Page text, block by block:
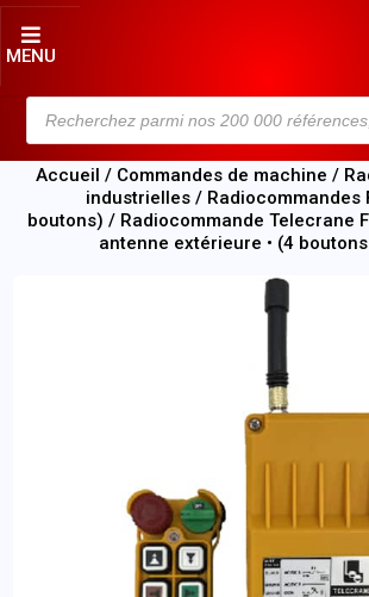
MENU
Accueil / Commandes de machine /
industrielles/ Radiocommandes
boutons) / Radiocommande Telecrane
antenne extérieure • (4